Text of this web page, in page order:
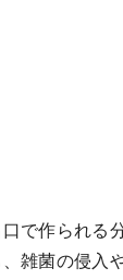
で作られる
雑菌の侵入